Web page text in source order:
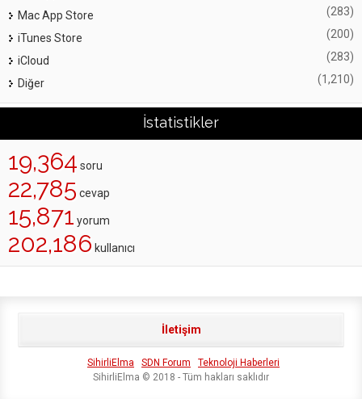
Mac App Store (283)
iTunes Store (200)
iCloud (283)
Diğer (1,210)
İstatistikler
19,364 soru
22,785 cevap
15,871 yorum
202,186 kullanıcı
İletişim
SihirliElma SDN Forum
Teknoloji Haberleri
SihirliElma © 2018 - Tüm hakları saklıdır